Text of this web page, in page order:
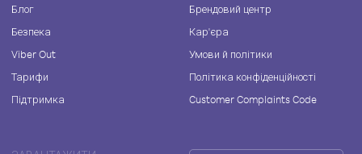
Блог
Безпека
Viber Out
Тарифи
Підтримка
Брендовий центр
Кар'єра
Умови й політики
Політика конфіденційності
Customer Complaints Code